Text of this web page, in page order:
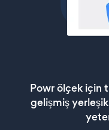
Powr ölçek için
gelişmiş